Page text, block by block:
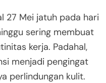
27 Mei jatuh pada hari
sering membuat
kerja. Padahal,
menjadi pengingat
perlindungan kulit.